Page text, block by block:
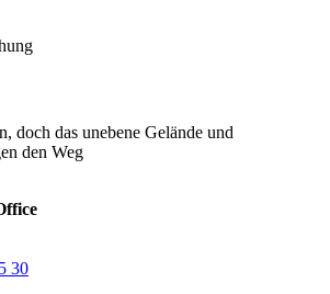
doch das unebene Gelände und
den Weg
30